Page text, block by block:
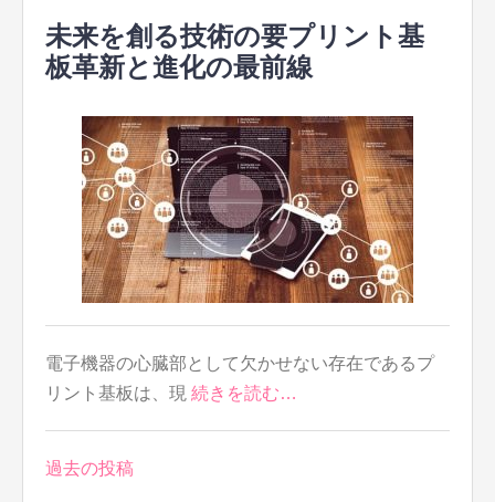
未来を創る技術の要プリント基
板革新と進化の最前線
電子機器の心臓部として欠かせない存在であるプ
リント基板は、現 続きを読む…
投
過去の投稿